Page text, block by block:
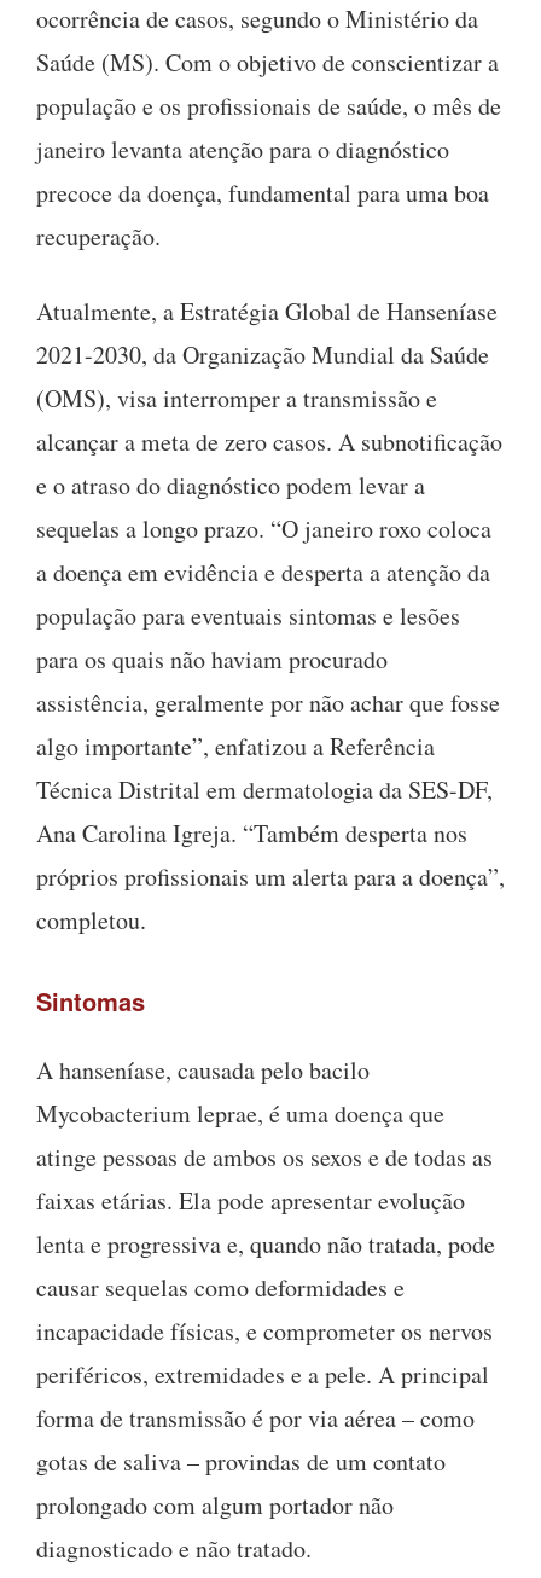
ocorrência de casos, segundo o Ministério da
Saúde (MS). Com o objetivo de conscientizar a
população e os profissionais de saúde, o mês de
janeiro levanta atenção para o diagnóstico
precoce da doença, fundamental para uma boa
recuperação.
Atualmente, a Estratégia Global de Hanseníase
2021-2030, da Organização Mundial da Saúde
(OMS), visa interromper a transmissão e
alcançar a meta de zero casos. A subnotificação
e o atraso do diagnóstico podem levar a
sequelas a longo prazo. “O janeiro roxo coloca
a doença em evidência e desperta a atenção da
população para eventuais sintomas e lesões
para os quais não haviam procurado
assistência, geralmente por não achar que fosse
algo importante”, enfatizou a Referência
Técnica Distrital em dermatologia da SES-DF,
Ana Carolina Igreja. “Também desperta nos
próprios profissionais um alerta para a doença”,
completou.
Sintomas
A hanseníase, causada pelo bacilo
Mycobacterium leprae, é uma doença que
atinge pessoas de ambos os sexos e de todas as
faixas etárias. Ela pode apresentar evolução
lenta e progressiva e, quando não tratada, pode
causar sequelas como deformidades e
incapacidade físicas, e comprometer os nervos
periféricos, extremidades e a pele. A principal
forma de transmissão é por via aérea – como
gotas de saliva – provindas de um contato
prolongado com algum portador não
diagnosticado e não tratado.